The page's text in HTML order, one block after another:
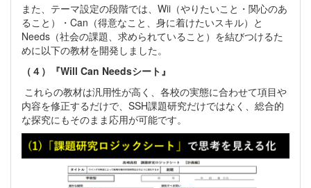
また、テーマ設定の段階では、Wii（やりたいこと・関心のあ
ること）・Can（得意なこと、身に着けたいスキル）と
Needs（社会の課題、求められていること）を結びつけるた
めに以下の教材を開発しました。
（４）『Will Can Needsシート』
これらの教材は汎用性が高く、各校の実態に合わせて項目や
内容を修正するだけで、SSH課題研究だけではなく、総合的
な探究にもそのまま応用が可能です。